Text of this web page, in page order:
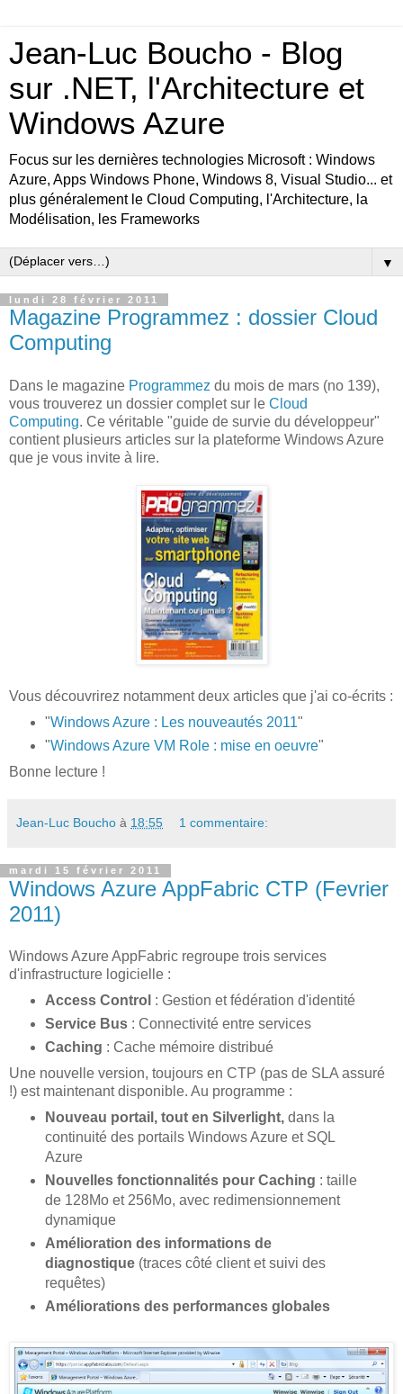
Jean-Luc Boucho - Blog
sur .NET, l'Architecture et
Windows Azure
Focus sur les dernières technologies Microsoft : Windows
Azure, Apps Windows Phone, Windows 8, Visual Studio... et
plus généralement le Cloud Computing, l'Architecture, la
Modélisation, les Frameworks
▼
lundi 28 février 2011
Magazine Programmez : dossier Cloud
Computing
Dans le magazine Programmez du mois de mars (no 139),
vous trouverez un dossier complet sur le Cloud
Computing. Ce véritable "guide de survie du développeur"
contient plusieurs articles sur la plateforme Windows Azure
que je vous invite à lire.
Vous découvrirez notamment deux articles que j'ai co-écrits :
"Windows Azure : Les nouveautés 2011"
"Windows Azure VM Role : mise en oeuvre"
Bonne lecture !
Jean-Luc Boucho à 18:55 1 commentaire:
mardi 15 février 2011
Windows Azure AppFabric CTP (Fevrier
2011)
Windows Azure AppFabric regroupe trois services
d'infrastructure logicielle :
Access Control : Gestion et fédération d'identité
Service Bus: Connectivité entre services
Caching : Cache mémoire distribué
Une nouvelle version, toujours en CTP (pas de SLA assuré
!) est maintenant disponible. Au programme :
Nouveau portail, tout en Silverlight,dans la
continuité des portails Windows Azure et SQL
Azure
Nouvelles fonctionnalités pour Caching : taille
de 128Mo et 256Mo, avec redimensionnement
dynamique
Amélioration des informations de
diagnostique(traces côté client et suivi des
requêtes)
Améliorations des performances globales